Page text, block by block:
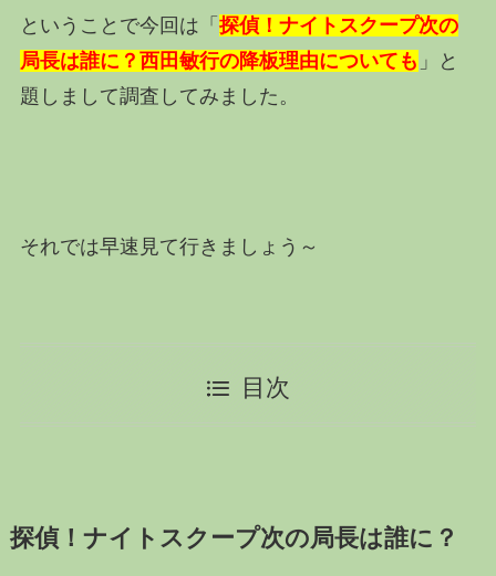
ということで今回は「 探偵！ナイトスクープ次の
局長は誰に？西田敏行の降板理由についても 」と
題しまして調査してみました。
それでは早速見て行きましょう～
目次
探偵！ナイトスクープ次の局長は誰に？